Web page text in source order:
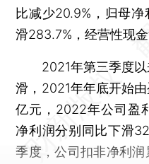
比减少20.9%，归母
滑283.7%，经营性现
2021年第三季度以
滑，2021年年底开始
亿元，2022年公司盈
净利润分别同比下滑
季度，公司扣非净利